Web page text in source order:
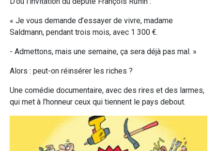
« Je vous demande d’essayer de vivre, madame
Saldmann, pendant trois mois, avec 1 300 €.
- Admettons, mais une semaine, ça sera déjà pas mal. »
Alors : peut-on réinsérer les riches ?
Une comédie documentaire, avec des rires et des larmes,
qui met à l’honneur ceux qui tiennent le pays debout.